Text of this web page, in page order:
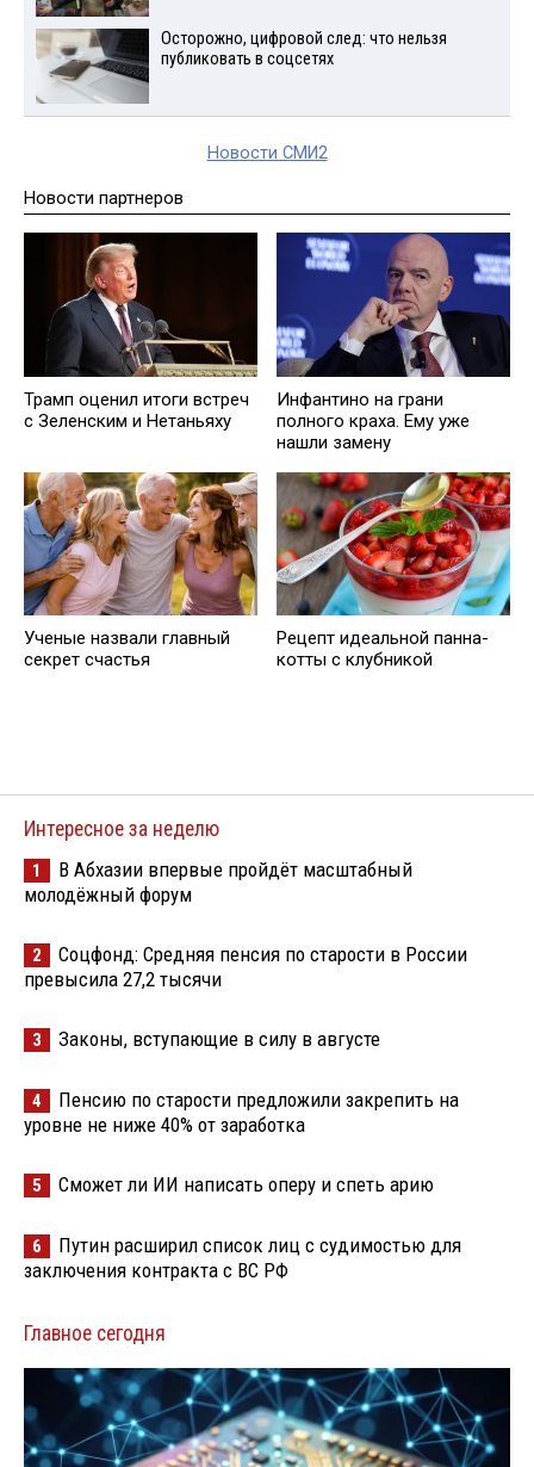
Осторожно, цифровой след: что нельзя
публиковать в соцсетях
Новости СМИ2
Новости партнеров
Трамп оценил итоги встреч
с Зеленским и Нетаньяху
Инфантино на грани
полного краха. Ему уже
нашли замену
Ученые назвали главный
секрет счастья
Рецепт идеальной панна-
котты с клубникой
Интересное за неделю
1
В Абхазии впервые пройдёт масштабный
молодёжный форум
2
Соцфонд: Средняя пенсия по старости в России
превысила 27,2 тысячи
3 Законы, вступающие в силу в августе
4
Пенсию по старости предложили закрепить на
уровне не ниже 40% от заработка
5 Сможет ли ИИ написать оперу и спеть арию
6
Путин расширил список лиц с судимостью для
заключения контракта с ВС РФ
Главное сегодня